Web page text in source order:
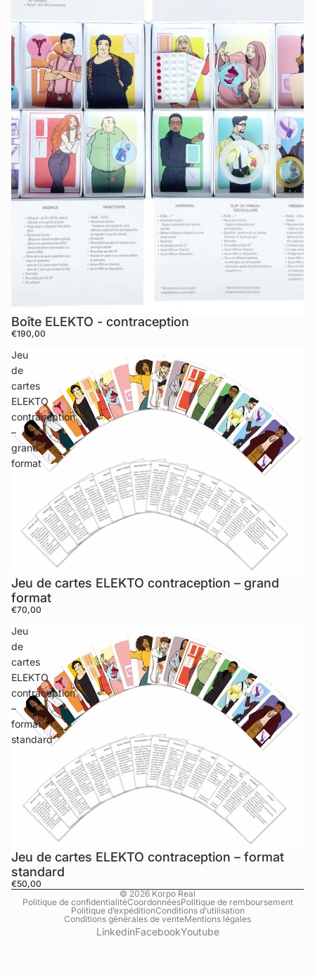
Boîte ELEKTO - contraception
€190,00
Jeu
de
cartes
ELEKTO
contraception
–
grand
format
Jeu de cartes ELEKTO contraception – grand
format
€70,00
Jeu
de
cartes
ELEKTO
contraception
–
format
standard
Jeu de cartes ELEKTO contraception – format
standard
€50,00
© 2026Korpo Real
Politique de confidentialitéCoordonnéesPolitique de remboursement
Politique d’expéditionConditions d’utilisation
Conditions générales de venteMentions légales
LinkedinFacebookYoutube